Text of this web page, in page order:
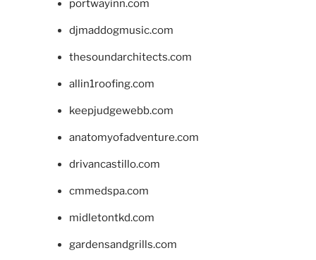
portwayinn.com
djmaddogmusic.com
thesoundarchitects.com
allin1roofing.com
keepjudgewebb.com
anatomyofadventure.com
drivancastillo.com
cmmedspa.com
midletontkd.com
gardensandgrills.com